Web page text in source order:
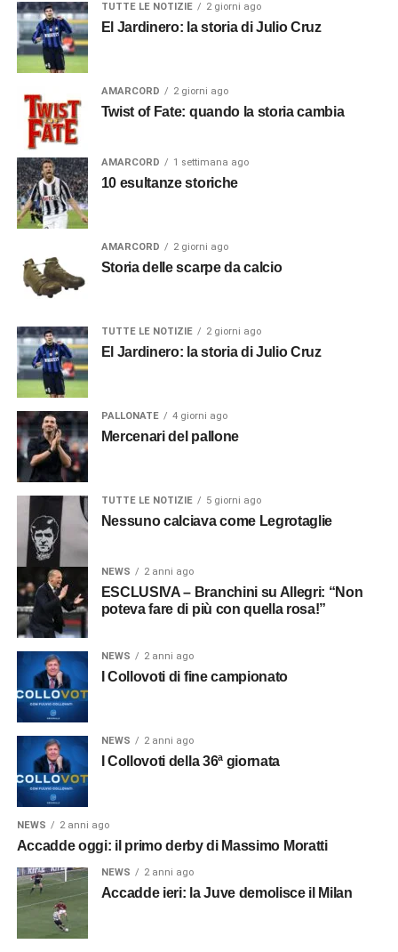
TUTTE LE NOTIZIE 2 giorni ago
El Jardinero: la storia di Julio Cruz
AMARCORD 2 giorni ago
Twist of Fate: quando la storia cambia
AMARCORD 1 settimana ago
10 esultanze storiche
AMARCORD 2 giorni ago
Storia delle scarpe da calcio
TUTTE LE NOTIZIE 2 giorni ago
El Jardinero: la storia di Julio Cruz
PALLONATE 4 giorni ago
Mercenari del pallone
TUTTE LE NOTIZIE 5 giorni ago
Nessuno calciava come Legrotaglie
NEWS 2 anni ago
ESCLUSIVA – Branchini su Allegri: “Non
poteva fare di più con quella rosa!”
NEWS 2 anni ago
I Collovoti di fine campionato
NEWS 2 anni ago
I Collovoti della 36ª giornata
NEWS 2 anni ago
Accadde oggi: il primo derby di Massimo Moratti
NEWS 2 anni ago
Accadde ieri: la Juve demolisce il Milan